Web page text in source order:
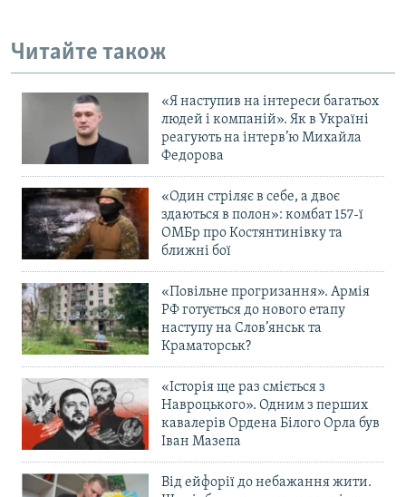
Читайте також
«Я наступив на інтереси багатьох
людей і компаній». Як в Україні
реагують на інтерв’ю Михайла
Федорова
«Один стріляє в себе, а двоє
здаються в полон»: комбат 157-ї
ОМБр про Костянтинівку та
ближні бої
«Повільне прогризання». Армія
РФ готується до нового етапу
наступу на Слов’янськ та
Краматорськ?
«Історія ще раз сміється з
Навроцького». Одним з перших
кавалерів Ордена Білого Орла був
Іван Мазепа
Від ейфорії до небажання жити.